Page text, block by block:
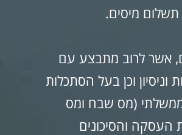
תשלום מיסים.
אשר לרוב מתבצע עם
וניסיון וכן בעל הסתכלות
(מס שבח ומס
העסקה והסיכונים